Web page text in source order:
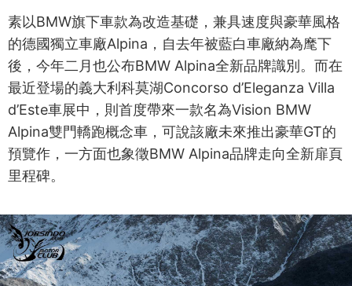
素以BMW旗下車款為改造基礎，兼具速度與豪華風格
的德國獨立車廠Alpina，自去年被藍白車廠納為麾下
後，今年二月也公布BMW Alpina全新品牌識別。而在
最近登場的義大利科莫湖Concorso d’Eleganza Villa
d’Este車展中，則首度帶來一款名為Vision BMW
Alpina雙門轎跑概念車，可說該廠未來推出豪華GT的
預覽作，一方面也象徵BMW Alpina品牌走向全新扉頁
里程碑。